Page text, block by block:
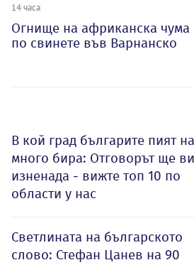
14 часа
Огнище на африканска чума
по свинете във Варнанско
В кой град българите пият
много бира: Отговорът ще ви
изненада - вижте топ 10 по
области у нас
Светлината на българското
слово: Стефан Цанев на 90